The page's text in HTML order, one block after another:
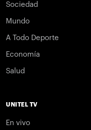
Sociedad
Mundo
A Todo Deporte
Economía
Salud
UNITEL TV
En vivo